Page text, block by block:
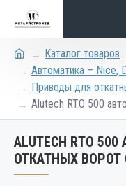
Каталог товаров
Автоматика – Nice,
Приводы для
Alutech RTO 500
ALUTECH RTO
ОТКАТНЫХ